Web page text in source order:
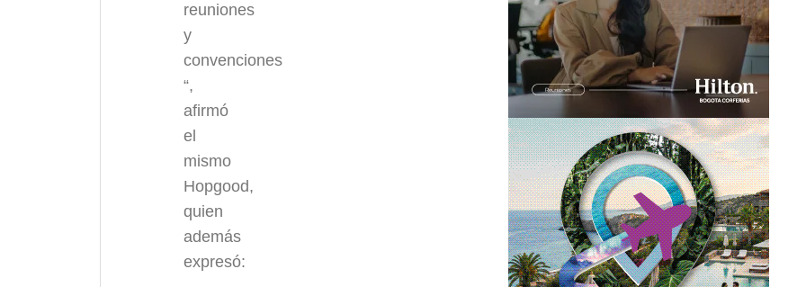
reuniones
y
convenciones
“,
afirmó
el
mismo
Hopgood,
quien
además
expresó: